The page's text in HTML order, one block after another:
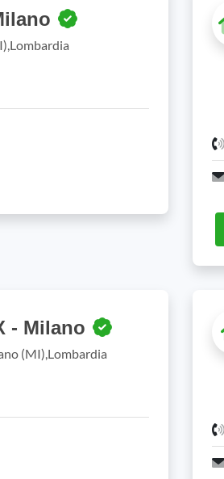
- Milano
(MI),Lombardia